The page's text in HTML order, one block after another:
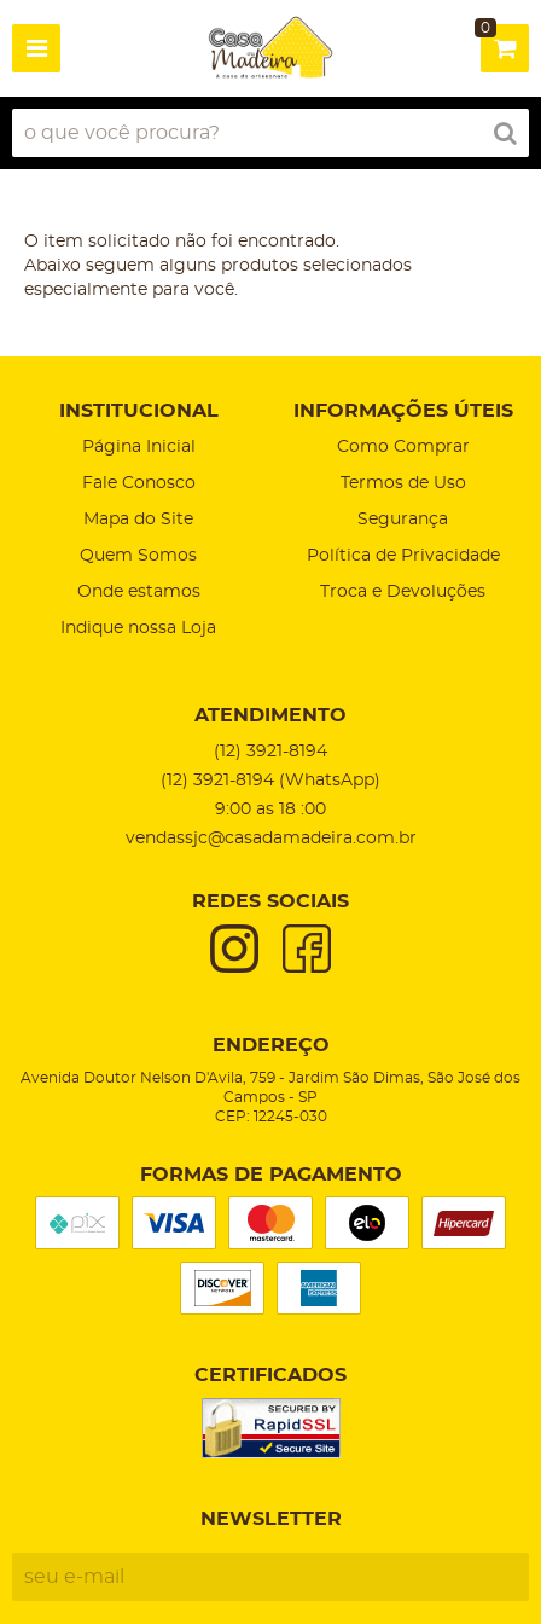
0
O item solicitado não foi encontrado.
Abaixo seguem alguns produtos selecionados
especialmente para você.
INSTITUCIONAL
Página Inicial
Fale Conosco
Mapa do Site
Quem Somos
Onde estamos
Indique nossa Loja
INFORMAÇÕES ÚTEIS
Como Comprar
Termos de Uso
Segurança
Política de Privacidade
Troca e Devoluções
ATENDIMENTO
(12) 3921-8194
(12) 3921-8194 (WhatsApp)
9:00 as 18 :00
vendassjc@casadamadeira.com.br
REDES SOCIAIS
ENDEREÇO
Avenida Doutor Nelson D'Avila, 759 - Jardim São Dimas, São José dos
Campos - SP
CEP: 12245-030
FORMAS DE PAGAMENTO
CERTIFICADOS
NEWSLETTER